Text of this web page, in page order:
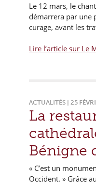
Le 12 mars, le
démarrera par une
curage, avant les
Lire l’article sur Le
ACTUALITÉS | 25
La
Bénigne
« C’est un
Occident. » Grâce